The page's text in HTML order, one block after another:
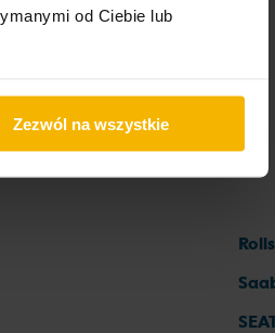
od Ciebie lub
Zezwól na wszystkie